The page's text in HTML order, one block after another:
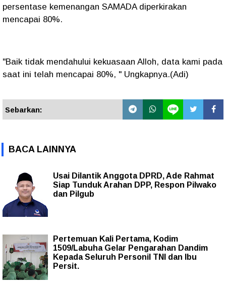
persentase kemenangan SAMADA diperkirakan
mencapai 80%.
"Baik tidak mendahului kekuasaan Alloh, data kami pada
saat ini telah mencapai 80%, " Ungkapnya.(Adi)
Sebarkan:
BACA LAINNYA
Usai Dilantik Anggota DPRD, Ade Rahmat
Siap Tunduk Arahan DPP, Respon Pilwako
dan Pilgub
Pertemuan Kali Pertama, Kodim
1509/Labuha Gelar Pengarahan Dandim
Kepada Seluruh Personil TNI dan Ibu
Persit.